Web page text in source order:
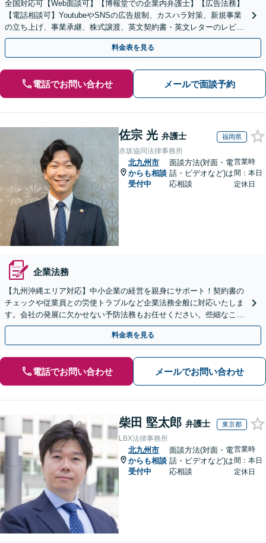
全国対応可【Web面談可】【博報堂での企業内弁護士】【広告法務】
【電話相談可】YoutubeやSNSの広告規制、カスハラ対策、新規事業
の立ち上げ、事業承継、株式譲渡、英文契約書・英文レターのレビュ
ー・ドラフトなどに対応。
料金表を見る
電話でお問い合わせ メールで面談予約
佐宗 光 弁護士 福岡県
赤坂協同法律事務所
北九州市
からも相談
受付中
面談方法(対面・電
話・ビデオなど)は
応相談
営業時
間：本日
定休日
企業法務
【九州沖縄エリア対応】中小企業の経営を親身にサポート！契約書の
チェックや従業員との労使トラブルなど企業法務全般に対応いたしま
す。会社の発展に欠かせない予防法務もお任せください。些細なこと
もご相談ください。【初回相談無料】【夜間・休日相談可】
料金表を見る
電話でお問い合わせ メールでお問い合わせ
柴田 堅太郎 弁護士 東京都
LBX法律事務所
北九州市
からも相談
受付中
面談方法(対面・電
話・ビデオなど)は
応相談
営業時
間：本日
定休日